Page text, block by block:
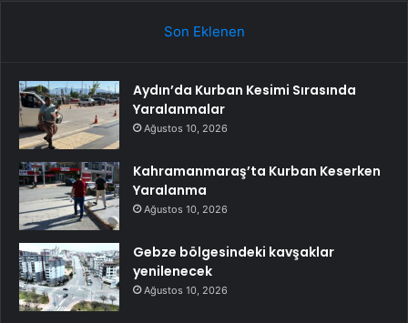
Son Eklenen
Aydın’da Kurban Kesimi Sırasında
Yaralanmalar
Ağustos 10, 2026
Kahramanmaraş’ta Kurban Keserken
Yaralanma
Ağustos 10, 2026
Gebze bölgesindeki kavşaklar
yenilenecek
Ağustos 10, 2026